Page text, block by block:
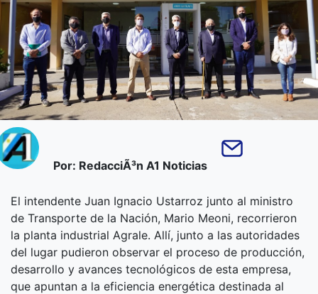
Por: RedacciÃ³n A1 Noticias
El intendente Juan Ignacio Ustarroz junto al ministro
de Transporte de la Nación, Mario Meoni, recorrieron
la planta industrial Agrale. Allí, junto a las autoridades
del lugar pudieron observar el proceso de producción,
desarrollo y avances tecnológicos de esta empresa,
que apuntan a la eficiencia energética destinada al